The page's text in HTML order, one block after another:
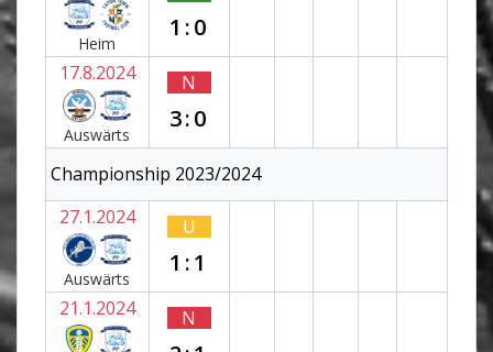
Heim
1:0
17.8.2024
Auswärts
N
3:0
Championship 2023/2024
27.1.2024
Auswärts
U
1:1
21.1.2024 N